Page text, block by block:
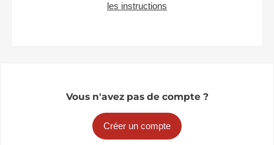
les instructions
Vous n'avez pas de compte ?
Créer un compte